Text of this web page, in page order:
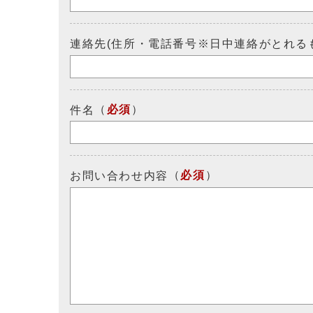
連絡先(住所・電話番号※日中連絡がとれる
件名 （ 必須 ）
お問い合わせ内容 （ 必須 ）